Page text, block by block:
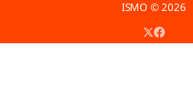
ISMO © 2026